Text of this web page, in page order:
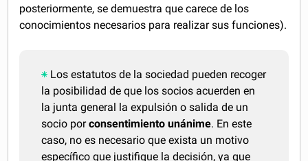
posteriormente, se demuestra que carece de los
conocimientos necesarios para realizar sus funciones).
Los estatutos de la sociedad pueden recoger
la posibilidad de que los socios acuerden en
la junta general la expulsión o salida de un
socio porconsentimiento unánime. En este
caso, no es necesario que exista un motivo
específico que justifique la decisión, ya que